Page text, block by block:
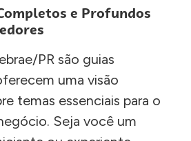
e Profundos
PR são guias
uma visão
temas essenciais para o
Seja você um